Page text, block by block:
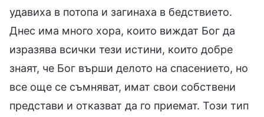
удавиха в потопа и загинаха в бедствието.
Днес има много хора, които виждат Бог да
изразява всички тези истини, които добре
знаят, че Бог върши делото на спасението, но
все още се съмняват, имат свои собствени
представи и отказват да го приемат. Този тип